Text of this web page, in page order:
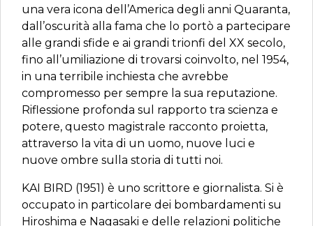
una vera icona dell’America degli anni Quaranta,
dall’oscurità alla fama che lo portò a partecipare
alle grandi sfide e ai grandi trionfi del XX secolo,
fino all’umiliazione di trovarsi coinvolto, nel 1954,
in una terribile inchiesta che avrebbe
compromesso per sempre la sua reputazione.
Riflessione profonda sul rapporto tra scienza e
potere, questo magistrale racconto proietta,
attraverso la vita di un uomo, nuove luci e
nuove ombre sulla storia di tutti noi.
KAI BIRD (1951) è uno scrittore e giornalista. Si è
occupato in particolare dei bombardamenti su
Hiroshima e Nagasaki e delle relazioni politiche